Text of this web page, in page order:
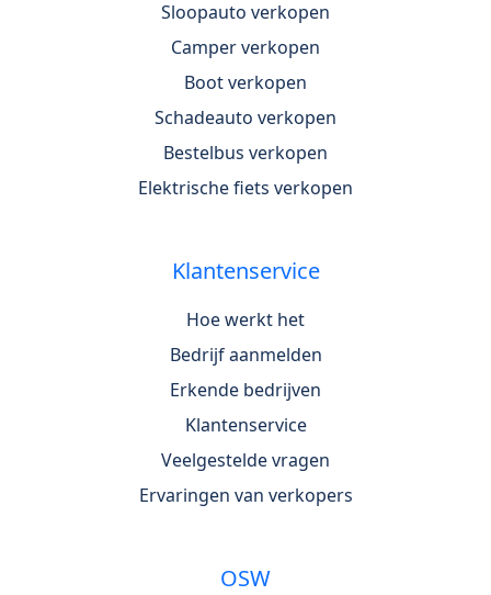
Sloopauto verkopen
Camper verkopen
Boot verkopen
Schadeauto verkopen
Bestelbus verkopen
Elektrische fiets verkopen
Klantenservice
Hoe werkt het
Bedrijf aanmelden
Erkende bedrijven
Klantenservice
Veelgestelde vragen
Ervaringen van verkopers
OSW